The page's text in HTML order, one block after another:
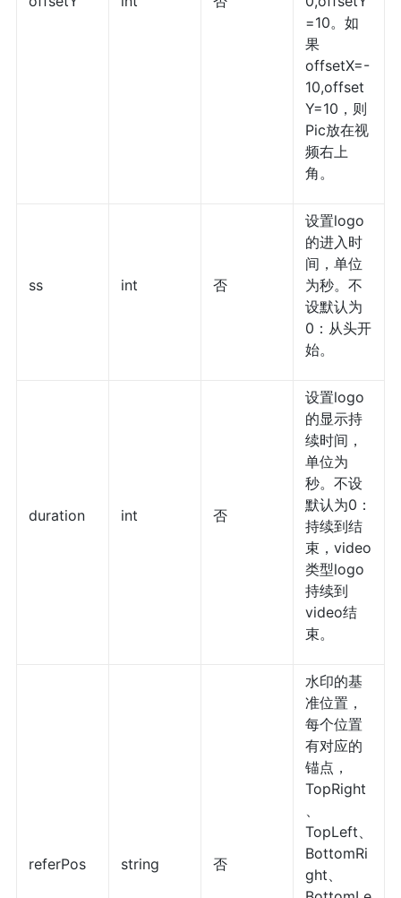
=10。如
果
offsetX=-
10,offset
Y=10，则
Pic放在视
频右上
角。
ss int 否
设置logo
的进入时
间，单位
为秒。不
设默认为
0：从头开
始。
duration int 否
设置logo
的显示持
续时间，
单位为
秒。不设
默认为0：
持续到结
束，video
类型logo
持续到
video结
束。
referPos string 否
水印的基
准位置，
每个位置
有对应的
锚点，
TopRight
TopLeft、
BottomRi
ght、